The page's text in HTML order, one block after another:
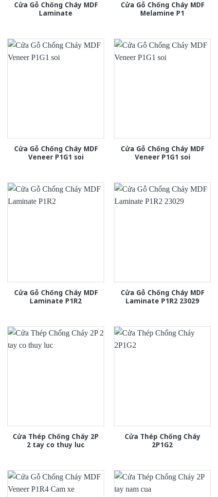
Cửa Gỗ Chống Cháy MDF
Laminate
Cửa Gỗ Chống Cháy MDF
Melamine P1
Cửa Gỗ Chống Cháy MDF
Veneer P1G1 soi
Cửa Gỗ Chống Cháy MDF
Veneer P1G1 soi
Cửa Gỗ Chống Cháy MDF
Laminate P1R2
Cửa Gỗ Chống Cháy MDF
Laminate P1R2 23029
Cửa Thép Chống Cháy 2P
2 tay co thuy luc
Cửa Thép Chống Cháy
2P1G2